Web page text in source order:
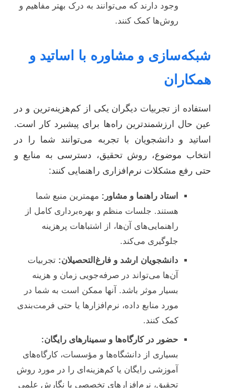
وجود دارند که می‌توانند به درک بهتر مفاهیم و
روش‌ها کمک کنند.
شبکه‌سازی و مشاوره با اساتید و
همکاران
استفاده از تجربیات دیگران یکی از کم‌هزینه‌ترین و در
عین حال ارزشمندترین راه‌ها برای پیشبرد کار است.
اساتید و دانشجویان با تجربه می‌توانند شما را در
انتخاب موضوع، روش تحقیق، دسترسی به منابع و
حتی رفع مشکلات نرم‌افزاری راهنمایی کنند:
استاد راهنما و مشاور: مهمترین منبع شما
هستند. جلسات منظم و بهره‌برداری کامل از
راهنمایی‌های آن‌ها، از اشتباهات پرهزینه
جلوگیری می‌کند.
دانشجویان ارشد و فارغ‌التحصیلان: تجربیات
آن‌ها می‌تواند در صرفه‌جویی زمان و هزینه
بسیار موثر باشد. آنها ممکن است به شما در
مورد منابع داده، نرم‌افزارها یا حتی فرمت‌بندی
کمک کنند.
حضور در کارگاه‌ها و سمینارهای رایگان:
بسیاری از دانشگاه‌ها و مؤسسات، کارگاه‌های
آموزشی رایگان یا کم‌هزینه‌ای را در مورد روش
تحقیق، نرم‌افزارهای تخصصی یا نگارش علمی